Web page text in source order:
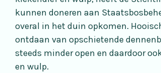
kunnen doneren aan
overal in het duin opkomen.
ontdaan van opschietende
steeds minder open en daardoor
en wulp.